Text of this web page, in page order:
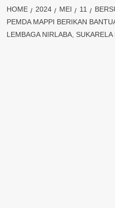
HOME 2024 MEI 11
PEMDA MAPPI BERIKAN
LEMBAGA NIRLABA,